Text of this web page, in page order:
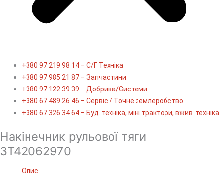
+380 97 219 98 14 – С/Г Техніка
+380 97 985 21 87 – Запчастини
+380 97 122 39 39 – Добрива/Cистеми
+380 67 489 26 46 – Сервіс / Точне землеробство
+380 67 326 34 64 – Буд. техніка, міні трактори, вжив. техніка
Накінечник рульової тяги
3T42062970
Опис